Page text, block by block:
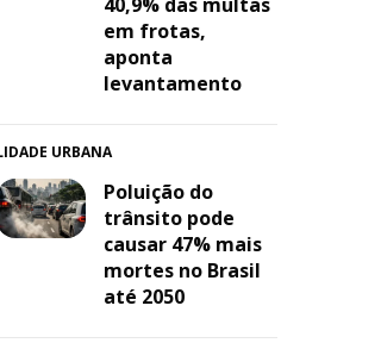
em frotas,
aponta
levantamento
URBANA
Poluição do
trânsito pode
causar 47% mais
mortes no Brasil
até 2050